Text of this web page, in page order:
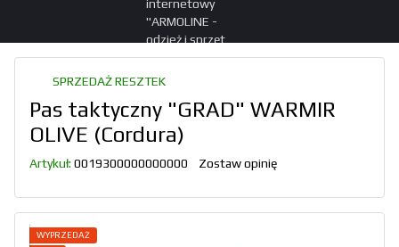
SPRZEDAŻ RESZTEK
Pas taktyczny "GRAD" WARMIR
OLIVE (Cordura)
Artykuł: 0019300000000000 Zostaw opinię
WYPRZEDAŻ